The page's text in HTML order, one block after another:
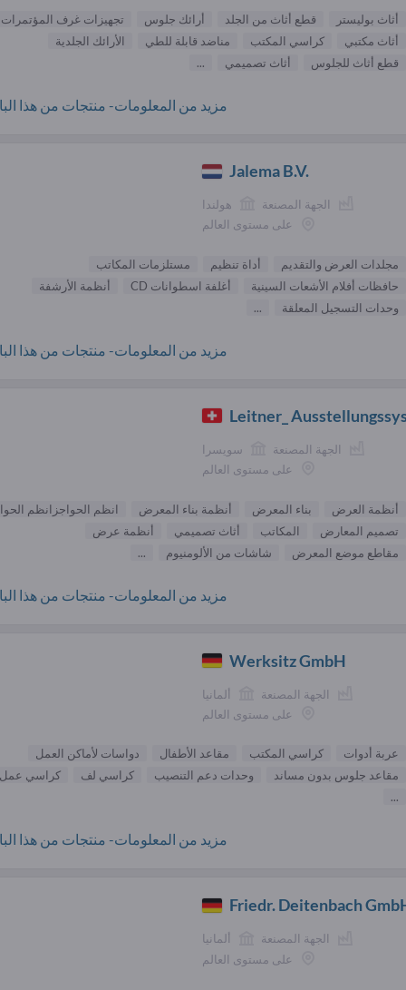
أثاث بوليستر قطع أثاث من الجلد أرائك جلوس
تجهيزات غرف المؤتمرات
أثاث مكتبي
كراسي المكتب مناضد قابلة للطي
الأرائك الجلدية
قطع أثاث للجلوس
أثاث تصميمي ...
مزيد من المعلومات- منتجات من هذا
Jalema B.V.
الجهة المصنعة
هولندا
على مستوى العالم
مجلدات العرض والتقديم أداة تنظيم
مستلزمات المكاتب
حافظات أفلام الأشعات السينية
أغلفة اسطوانات CD
أنظمة الأرشفة
وحدات التسجيل المعلقة
...
مزيد من المعلومات- منتجات من هذا
Leitner_
الجهة المصنعة
سويسرا
على مستوى العالم
أنظمة العرض بناء المعرض أنظمة بناء المعرض
انظم الحواجزانظم
تصميم المعارض
المكاتب أثاث تصميمي
أنظمة عرض
مقاطع موضع المعرض
شاشات من الألومنيوم ...
مزيد من المعلومات- منتجات من هذا
Werksitz GmbH
الجهة المصنعة
ألمانيا
على مستوى العالم
عربة أدوات كراسي المكتب مقاعد الأطفال
دواسات لأماكن العمل
مقاعد جلوس بدون مساند
وحدات دعم التنصيب كراسي لف
كراسي عمل
...
مزيد من المعلومات- منتجات من هذا
Friedr. Deitenbach
الجهة المصنعة
ألمانيا
على مستوى العالم